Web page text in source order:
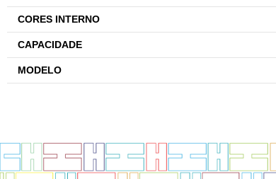
CORES INTERNO
CAPACIDADE
MODELO